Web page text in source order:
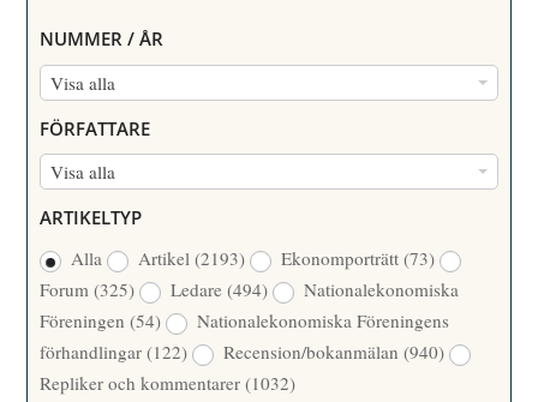
NUMMER / ÅR
Visa alla
N
M
M
/
Å
R
FÖRFATTARE
Visa alla
R
F
A
T
T
A
ARTIKELTYP
Alla
Artikel(2193) Ekonomporträtt(73)
Forum(325) Ledare(494)
Nationalekonomiska
Föreningen(54)
Nationalekonomiska Föreningens
förhandlingar(122) Recension/bokanmälan(940)
Repliker och kommentarer(1032)